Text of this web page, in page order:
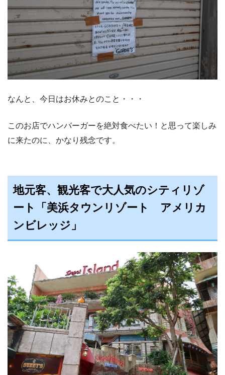
なんと、今日はお休みとのこと・・・
このお店でハンバーガーを絶対食べたい！と思って楽しみ
に来たのに、かなり残念です。
地元客、観光客で大人気のシティリゾ
ート「美浜タウンリゾート アメリカ
ンビレッジ」